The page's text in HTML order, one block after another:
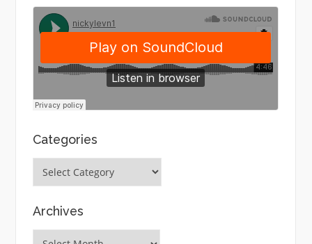
Categories
Archives
Archives